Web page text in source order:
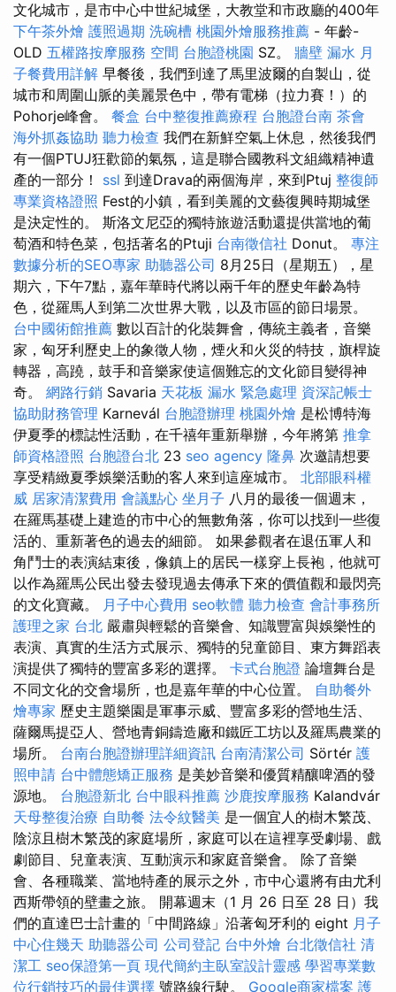
文化城市，是市中心中世紀城堡，大教堂和市政廳的400年
下午茶外燴 護照過期 洗碗槽 桃園外燴服務推薦 - 年齡-
OLD 五權路按摩服務 空間 台胞證桃園 SZ。 牆壁 漏水 月
子餐費用詳解 早餐後，我們到達了馬里波爾的自製山，從
城市和周圍山脈的美麗景色中，帶有電梯（拉力賽！）的
Pohorje峰會。 餐盒 台中整復推薦療程 台胞證台南 茶會
海外抓姦協助 聽力檢查 我們在新鮮空氣上休息，然後我們
有一個PTUJ狂歡節的氣氛，這是聯合國教科文組織精神遺
產的一部分！ ssl 到達Drava的兩個海岸，來到Ptuj 整復師
專業資格證照 Fest的小鎮，看到美麗的文藝復興時期城堡
是決定性的。 斯洛文尼亞的獨特旅遊活動還提供當地的葡
萄酒和特色菜，包括著名的Ptuji 台南徵信社 Donut。 專注
數據分析的SEO專家 助聽器公司 8月25日（星期五），星
期六，下午7點，嘉年華時代將以兩千年的歷史年齡為特
色，從羅馬人到第二次世界大戰，以及市區的節日場景。
台中國術館推薦 數以百計的化裝舞會，傳統主義者，音樂
家，匈牙利歷史上的象徵人物，煙火和火災的特技，旗桿旋
轉器，高蹺，鼓手和音樂家使這個難忘的文化節目變得神
奇。 網路行銷 Savaria 天花板 漏水 緊急處理 資深記帳士
協助財務管理 Karnevál 台胞證辦理 桃園外燴 是松博特海
伊夏季的標誌性活動，在千禧年重新舉辦，今年將第 推拿
師資格證照 台胞證台北 23 seo agency 隆鼻 次邀請想要
享受精緻夏季娛樂活動的客人來到這座城市。 北部眼科權
威 居家清潔費用 會議點心 坐月子 八月的最後一個週末，
在羅馬基礎上建造的市中心的無數角落，你可以找到一些復
活的、重新著色的過去的細節。 如果參觀者在退伍軍人和
角鬥士的表演結束後，像鎮上的居民一樣穿上長袍，他就可
以作為羅馬公民出發去發現過去傳承下來的價值觀和最閃亮
的文化寶藏。 月子中心費用 seo軟體 聽力檢查 會計事務所
護理之家 台北 嚴肅與輕鬆的音樂會、知識豐富與娛樂性的
表演、真實的生活方式展示、獨特的兒童節目、東方舞蹈表
演提供了獨特的豐富多彩的選擇。 卡式台胞證 論壇舞台是
不同文化的交會場所，也是嘉年華的中心位置。 自助餐外
燴專家 歷史主題樂園是軍事示威、豐富多彩的營地生活、
薩爾馬提亞人、營地青銅鑄造廠和鐵匠工坊以及羅馬農業的
場所。 台南台胞證辦理詳細資訊 台南清潔公司 Sörtér 護
照申請 台中體態矯正服務 是美妙音樂和優質精釀啤酒的發
源地。 台胞證新北 台中眼科推薦 沙鹿按摩服務 Kalandvár
天母整復治療 自助餐 法令紋醫美 是一個宜人的樹木繁茂、
陰涼且樹木繁茂的家庭場所，家庭可以在這裡享受劇場、戲
劇節目、兒童表演、互動演示和家庭音樂會。 除了音樂
會、各種職業、當地特產的展示之外，市中心還將有由尤利
西斯帶領的壁畫之旅。 開幕週末（1 月 26 日至 28 日）我
們的直達巴士計畫的「中間路線」沿著匈牙利的 eight 月子
中心住幾天 助聽器公司 公司登記 台中外燴 台北徵信社 清
潔工 seo保證第一頁 現代簡約主臥室設計靈感 學習專業數
位行銷技巧的最佳選擇 號路線行駛。 Google商家檔案 護